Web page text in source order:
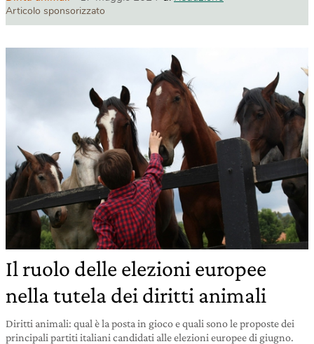
Articolo sponsorizzato
Il ruolo delle elezioni europee
nella tutela dei diritti animali
Diritti animali: qual è la posta in gioco e quali sono le proposte dei
principali partiti italiani candidati alle elezioni europee di giugno.